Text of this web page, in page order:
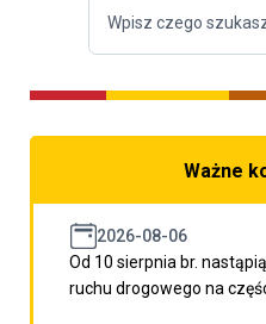
Ważne
2026-08-06
Od 10 sierpnia br.
ruchu drogowego na